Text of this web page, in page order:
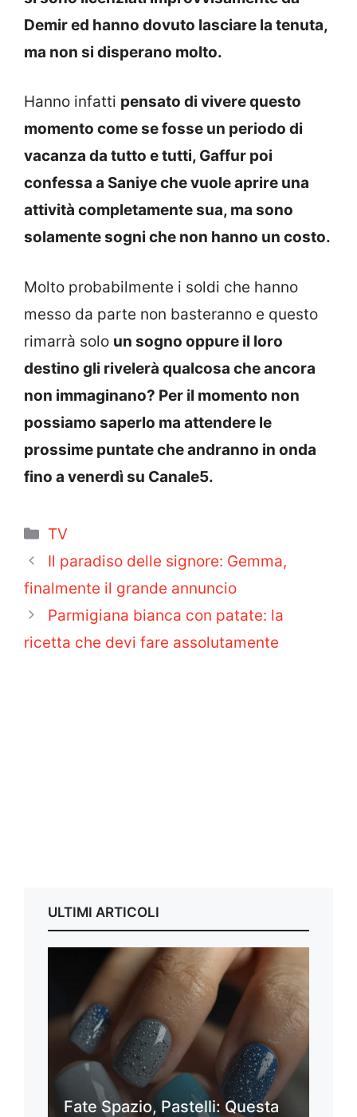
Demir ed hanno dovuto lasciare la tenuta,
ma non si disperano molto.
Hanno infatti pensato di vivere questo
momento come se fosse un periodo di
vacanza da tutto e tutti, Gaffur poi
confessa a Saniye che vuole aprire una
attività completamente sua, ma sono
solamente sogni che non hanno un costo.
Molto probabilmente i soldi che hanno
messo da parte non basteranno e questo
rimarrà solo un sogno oppure il loro
destino gli rivelerà qualcosa che ancora
non immaginano? Per il momento non
possiamo saperlo ma attendere le
prossime puntate che andranno in onda
fino a venerdì su Canale5.
Categorie
TV
Il paradiso delle signore: Gemma,
finalmente il grande annuncio
Parmigiana bianca con patate: la
ricetta che devi fare assolutamente
ULTIMI ARTICOLI
Fate Spazio, Pastelli: Questa